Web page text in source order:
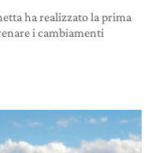
ha realizzato la prima
i cambiamenti